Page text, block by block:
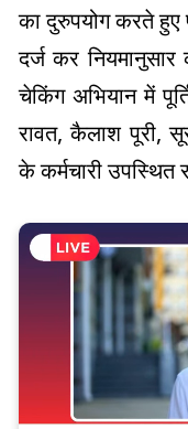
का दुरुपयोग करते
दर्ज कर नियमानुसार
चेकिंग अभियान में
रावत, कैलाश पूरी,
के कर्मचारी उपस्थित